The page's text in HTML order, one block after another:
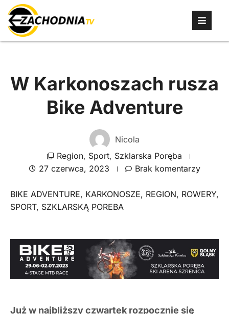
W Karkonoszach rusza
Bike Adventure
Nicola
Region, Sport, Szklarska Poręba
27 czerwca, 2023
Brak komentarzy
BIKE ADVENTURE, KARKONOSZE, REGION, ROWERY,
SPORT, SZKLARSKĄ POREBA
Już w najbliższy czwartek rozpocznie się